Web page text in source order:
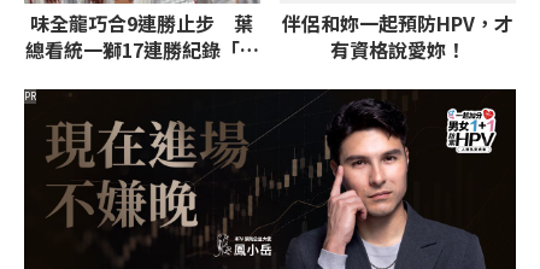
味全龍巧合9連勝止步 葉
總看統一獅17連勝紀錄「很
伴侶和妳一起預防HPV，才
有資格說愛妳！
PR